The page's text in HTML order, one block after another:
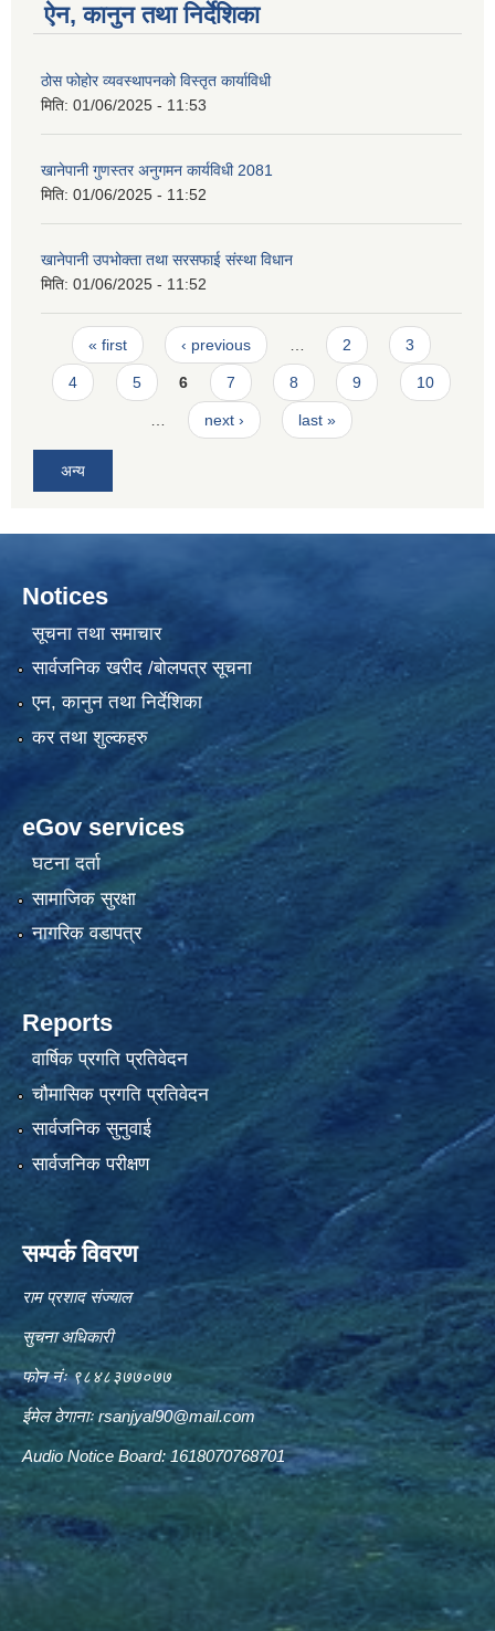
ऐन, कानुन तथा निर्देशिका
ठोस फोहोर व्यवस्थापनको विस्तृत कार्याविधी
मिति: 01/06/2025 - 11:53
खानेपानी गुणस्तर अनुगमन कार्यविधी 2081
मिति: 01/06/2025 - 11:52
खानेपानी उपभोक्ता तथा सरसफाई संस्था विधान
मिति: 01/06/2025 - 11:52
Pages
« first ‹ previous 2 3
4 5 6 7 8 9 10
next › last »
अन्य
Notices
सूचना तथा समाचार
सार्वजनिक खरीद /बोलपत्र सूचना
एन, कानुन तथा निर्देशिका
कर तथा शुल्कहरु
eGov services
घटना दर्ता
सामाजिक सुरक्षा
नागरिक वडापत्र
Reports
वार्षिक प्रगति प्रतिवेदन
चौमासिक प्रगति प्रतिवेदन
सार्वजनिक सुनुवाई
सार्वजनिक परीक्षण
सम्पर्क विवरण
राम प्रशाद संज्याल
सुचना अधिकारी
फोन नंः ९८४८३७७०७७
ईमेल ठेगानाःrsanjyal90@mail.com
Audio Notice Board: 1618070768701